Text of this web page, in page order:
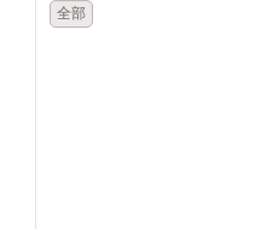
全部